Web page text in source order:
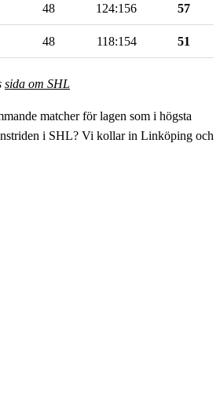
48 124:156 57
48 118:154 51
sida om SHL
matcher för lagen som i högsta
i SHL? Vi kollar in Linköping och